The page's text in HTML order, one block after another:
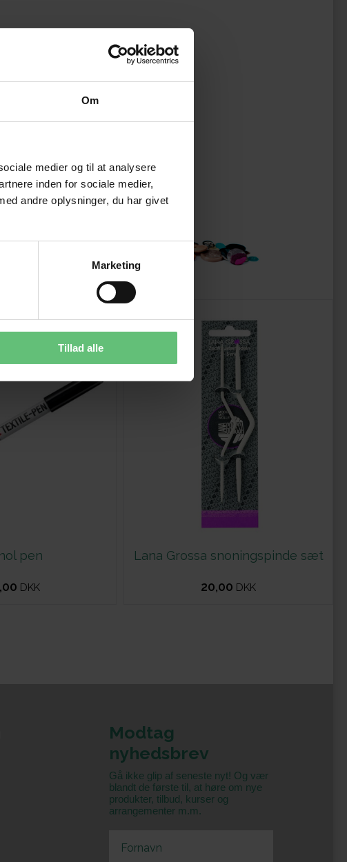
Om
medier og til at analysere
inden for sociale medier,
andre oplysninger, du har givet
Marketing
Tillad alle
pen
DKK
Lana Grossa snoningspinde sæt
20,00 DKK
Modtag
nyhedsbrev
Gå ikke glip af seneste nyt! Og vær
blandt de første til, at høre om nye
produkter, tilbud, kurser og
arrangementer m.m.